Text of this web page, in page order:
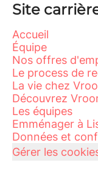
Site
Accueil
Équipe
Nos offres
Le process de
La vie chez
Découvrez
Les équipes
Emménager à
Données et
Gérer les